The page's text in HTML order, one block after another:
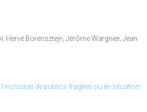
Hervé Borensztejn, Jérôme Wargnier, Jean
de publics fragiles ou en situation